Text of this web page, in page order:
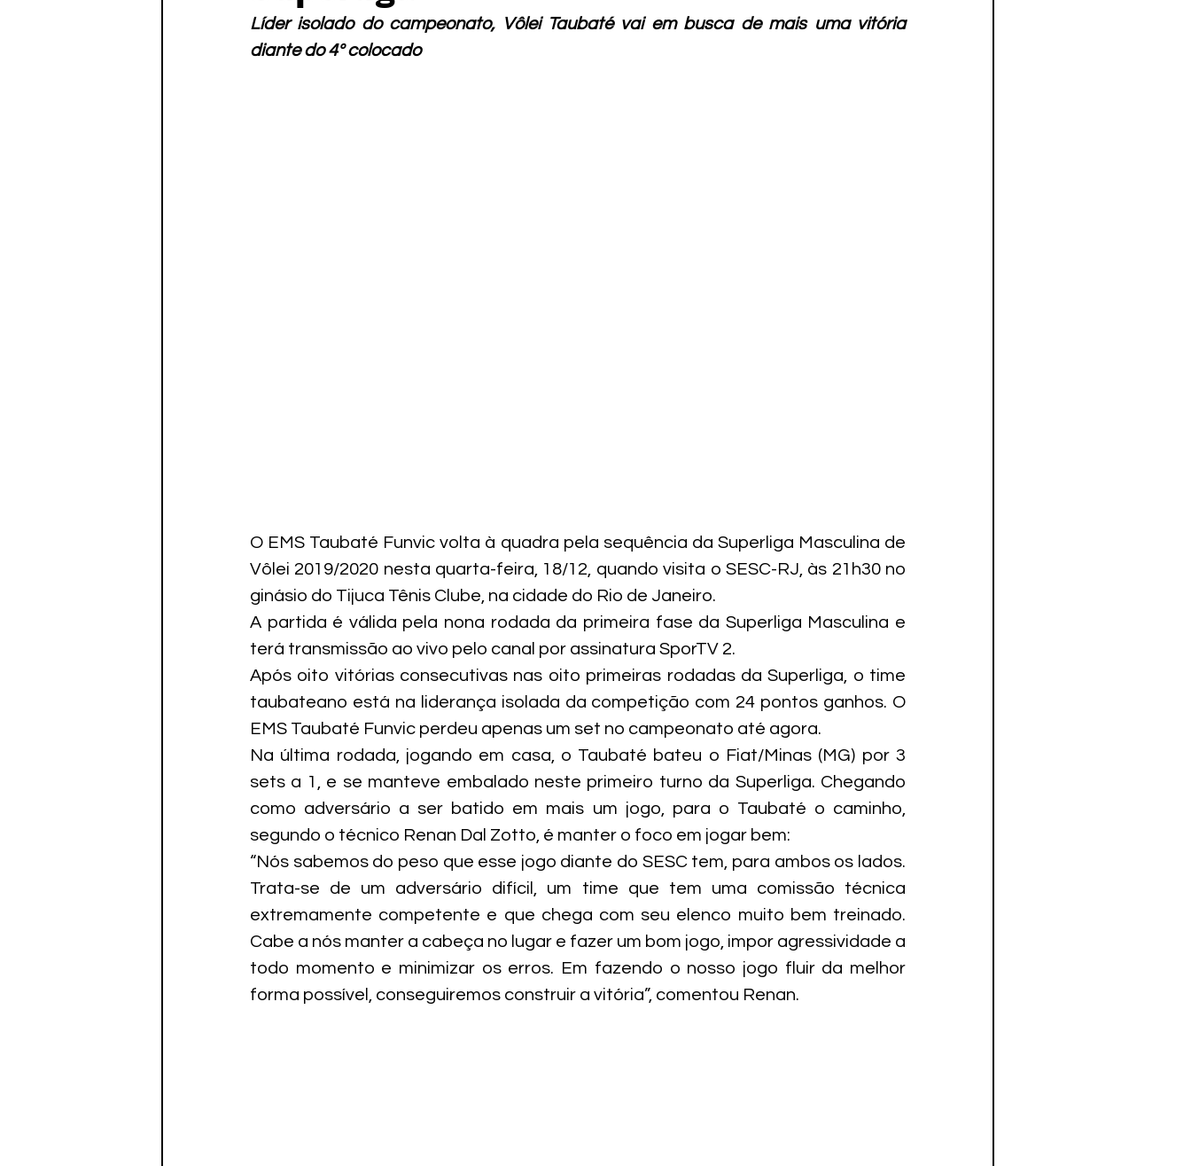
Líder isolado do campeonato, Vôlei Taubaté vai em busca de mais uma vitória
diante do 4º colocado
O EMS Taubaté Funvic volta à quadra pela sequência da Superliga Masculina de
Vôlei 2019/2020 nesta quarta-feira, 18/12, quando visita o SESC-RJ, às 21h30 no
ginásio do Tijuca Tênis Clube, na cidade do Rio de Janeiro.
A partida é válida pela nona rodada da primeira fase da Superliga Masculina e
terá transmissão ao vivo pelo canal por assinatura SporTV 2.
Após oito vitórias consecutivas nas oito primeiras rodadas da Superliga, o time
taubateano está na liderança isolada da competição com 24 pontos ganhos. O
EMS Taubaté Funvic perdeu apenas um set no campeonato até agora.
Na última rodada, jogando em casa, o Taubaté bateu o Fiat/Minas (MG) por 3
sets a 1, e se manteve embalado neste primeiro turno da Superliga. Chegando
como adversário a ser batido em mais um jogo, para o Taubaté o caminho,
segundo o técnico Renan Dal Zotto, é manter o foco em jogar bem:
“Nós sabemos do peso que esse jogo diante do SESC tem, para ambos os lados.
Trata-se de um adversário difícil, um time que tem uma comissão técnica
extremamente competente e que chega com seu elenco muito bem treinado.
Cabe a nós manter a cabeça no lugar e fazer um bom jogo, impor agressividade a
todo momento e minimizar os erros. Em fazendo o nosso jogo fluir da melhor
forma possível, conseguiremos construir a vitória”, comentou Renan.